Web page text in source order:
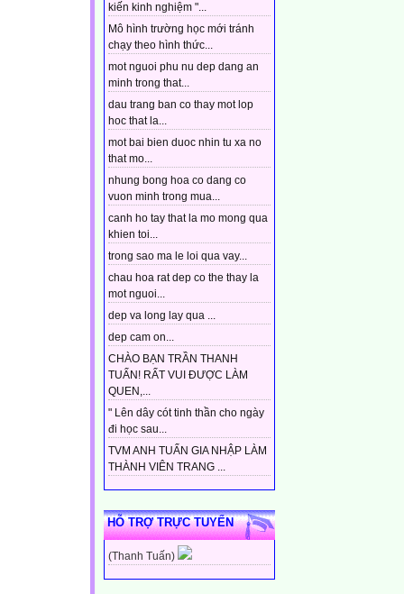
kiến kinh nghiệm "...
Mô hình trường học mới tránh
chạy theo hình thức...
mot nguoi phu nu dep dang an
minh trong that...
dau trang ban co thay mot lop
hoc that la...
mot bai bien duoc nhin tu xa no
that mo...
nhung bong hoa co dang co
vuon minh trong mua...
canh ho tay that la mo mong qua
khien toi...
trong sao ma le loi qua vay...
chau hoa rat dep co the thay la
mot nguoi...
dep va long lay qua ...
dep cam on...
CHÀO BẠN TRẦN THANH
TUẤN! RẤT VUI ĐƯỢC LÀM
QUEN,...
" Lên dây cót tinh thần cho ngày
đi học sau...
TVM ANH TUẤN GIA NHẬP LÀM
THÀNH VIÊN TRANG ...
HỖ TRỢ TRỰC TUYẾN
(Thanh Tuấn)